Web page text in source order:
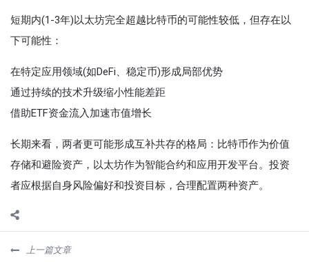
短期内(1-3年)以太坊‌完全超越比特币的可能性较低‌，但存在以
下可能性：
在特定应用领域(如DeFi、稳定币)形成局部优势
通过持续的技术升级缩小性能差距
借助ETF资金流入加速市值增长
长期来看，两者更可能形成‌互补共存‌的格局：比特币作为价值
存储和避险资产，以太坊作为智能合约和应用开发平台。投资
者应根据自身风险偏好和投资目标，合理配置两种资产。
上一篇文章